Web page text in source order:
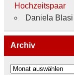
Hochzeitspaar
Daniela Blasi
Archiv
Archiv